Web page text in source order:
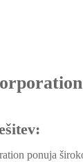
ponuja